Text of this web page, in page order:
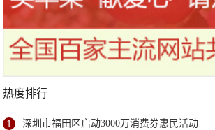
热度排行
1 深圳市福田区启动3000万消费券惠民活动